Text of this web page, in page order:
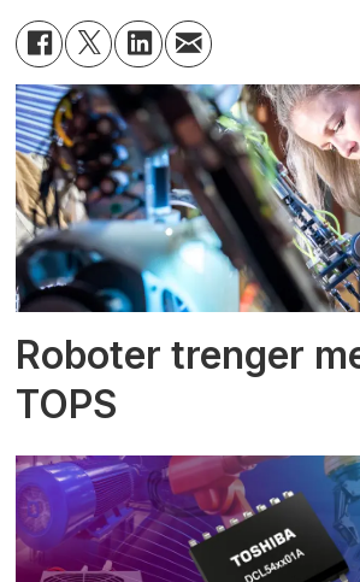
Roboter trenger
TOPS